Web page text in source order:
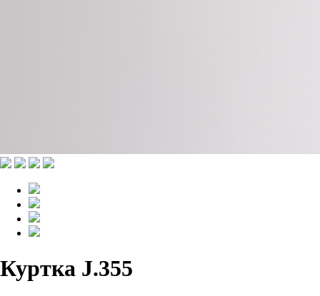
Куртка J.355